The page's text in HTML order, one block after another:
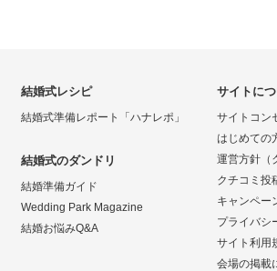
結婚式レシピ
結婚式準備レポート「ハナレポ」
結婚式のダンドリ
結婚準備ガイド
Wedding Park Magazine
結婚お悩みQ&A
サイトに
サイトコン
はじめての
運営方針（
クチコミ投
キャンペー
プライバシ
サイト利用
会場の掲載